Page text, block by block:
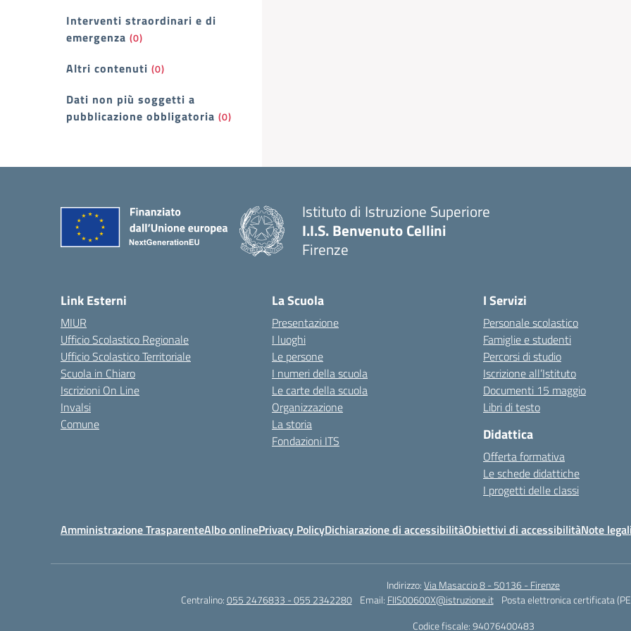
Interventi straordinari e di
emergenza (0)
Altri contenuti (0)
Dati non più soggetti a
pubblicazione obbligatoria (0)
Istituto di Istruzione Superiore
I.I.S. Benvenuto Cellini
Firenze
Link Esterni
MIUR
Ufficio Scolastico Regionale
Ufficio Scolastico Territoriale
Scuola in Chiaro
Iscrizioni On Line
Invalsi
Comune
La Scuola
Presentazione
I luoghi
Le persone
I numeri della scuola
Le carte della scuola
Organizzazione
La storia
Fondazioni ITS
I Servizi
Personale scolastico
Famiglie e studenti
Percorsi di studio
Iscrizione all’Istituto
Documenti 15 maggio
Libri di testo
Didattica
Offerta formativa
Le schede didattiche
I progetti delle classi
Amministrazione TrasparenteAlbo onlinePrivacy PolicyDichiarazione di accessibilitàObiettivi di accessibilitàNote legali
Indirizzo:Via Masaccio 8 - 50136 - Firenze
Centralino:055 2476833 - 055 2342280 Email: FIIS00600X@istruzione.it Posta elettronica certificata
Codice fiscale: 94076400483